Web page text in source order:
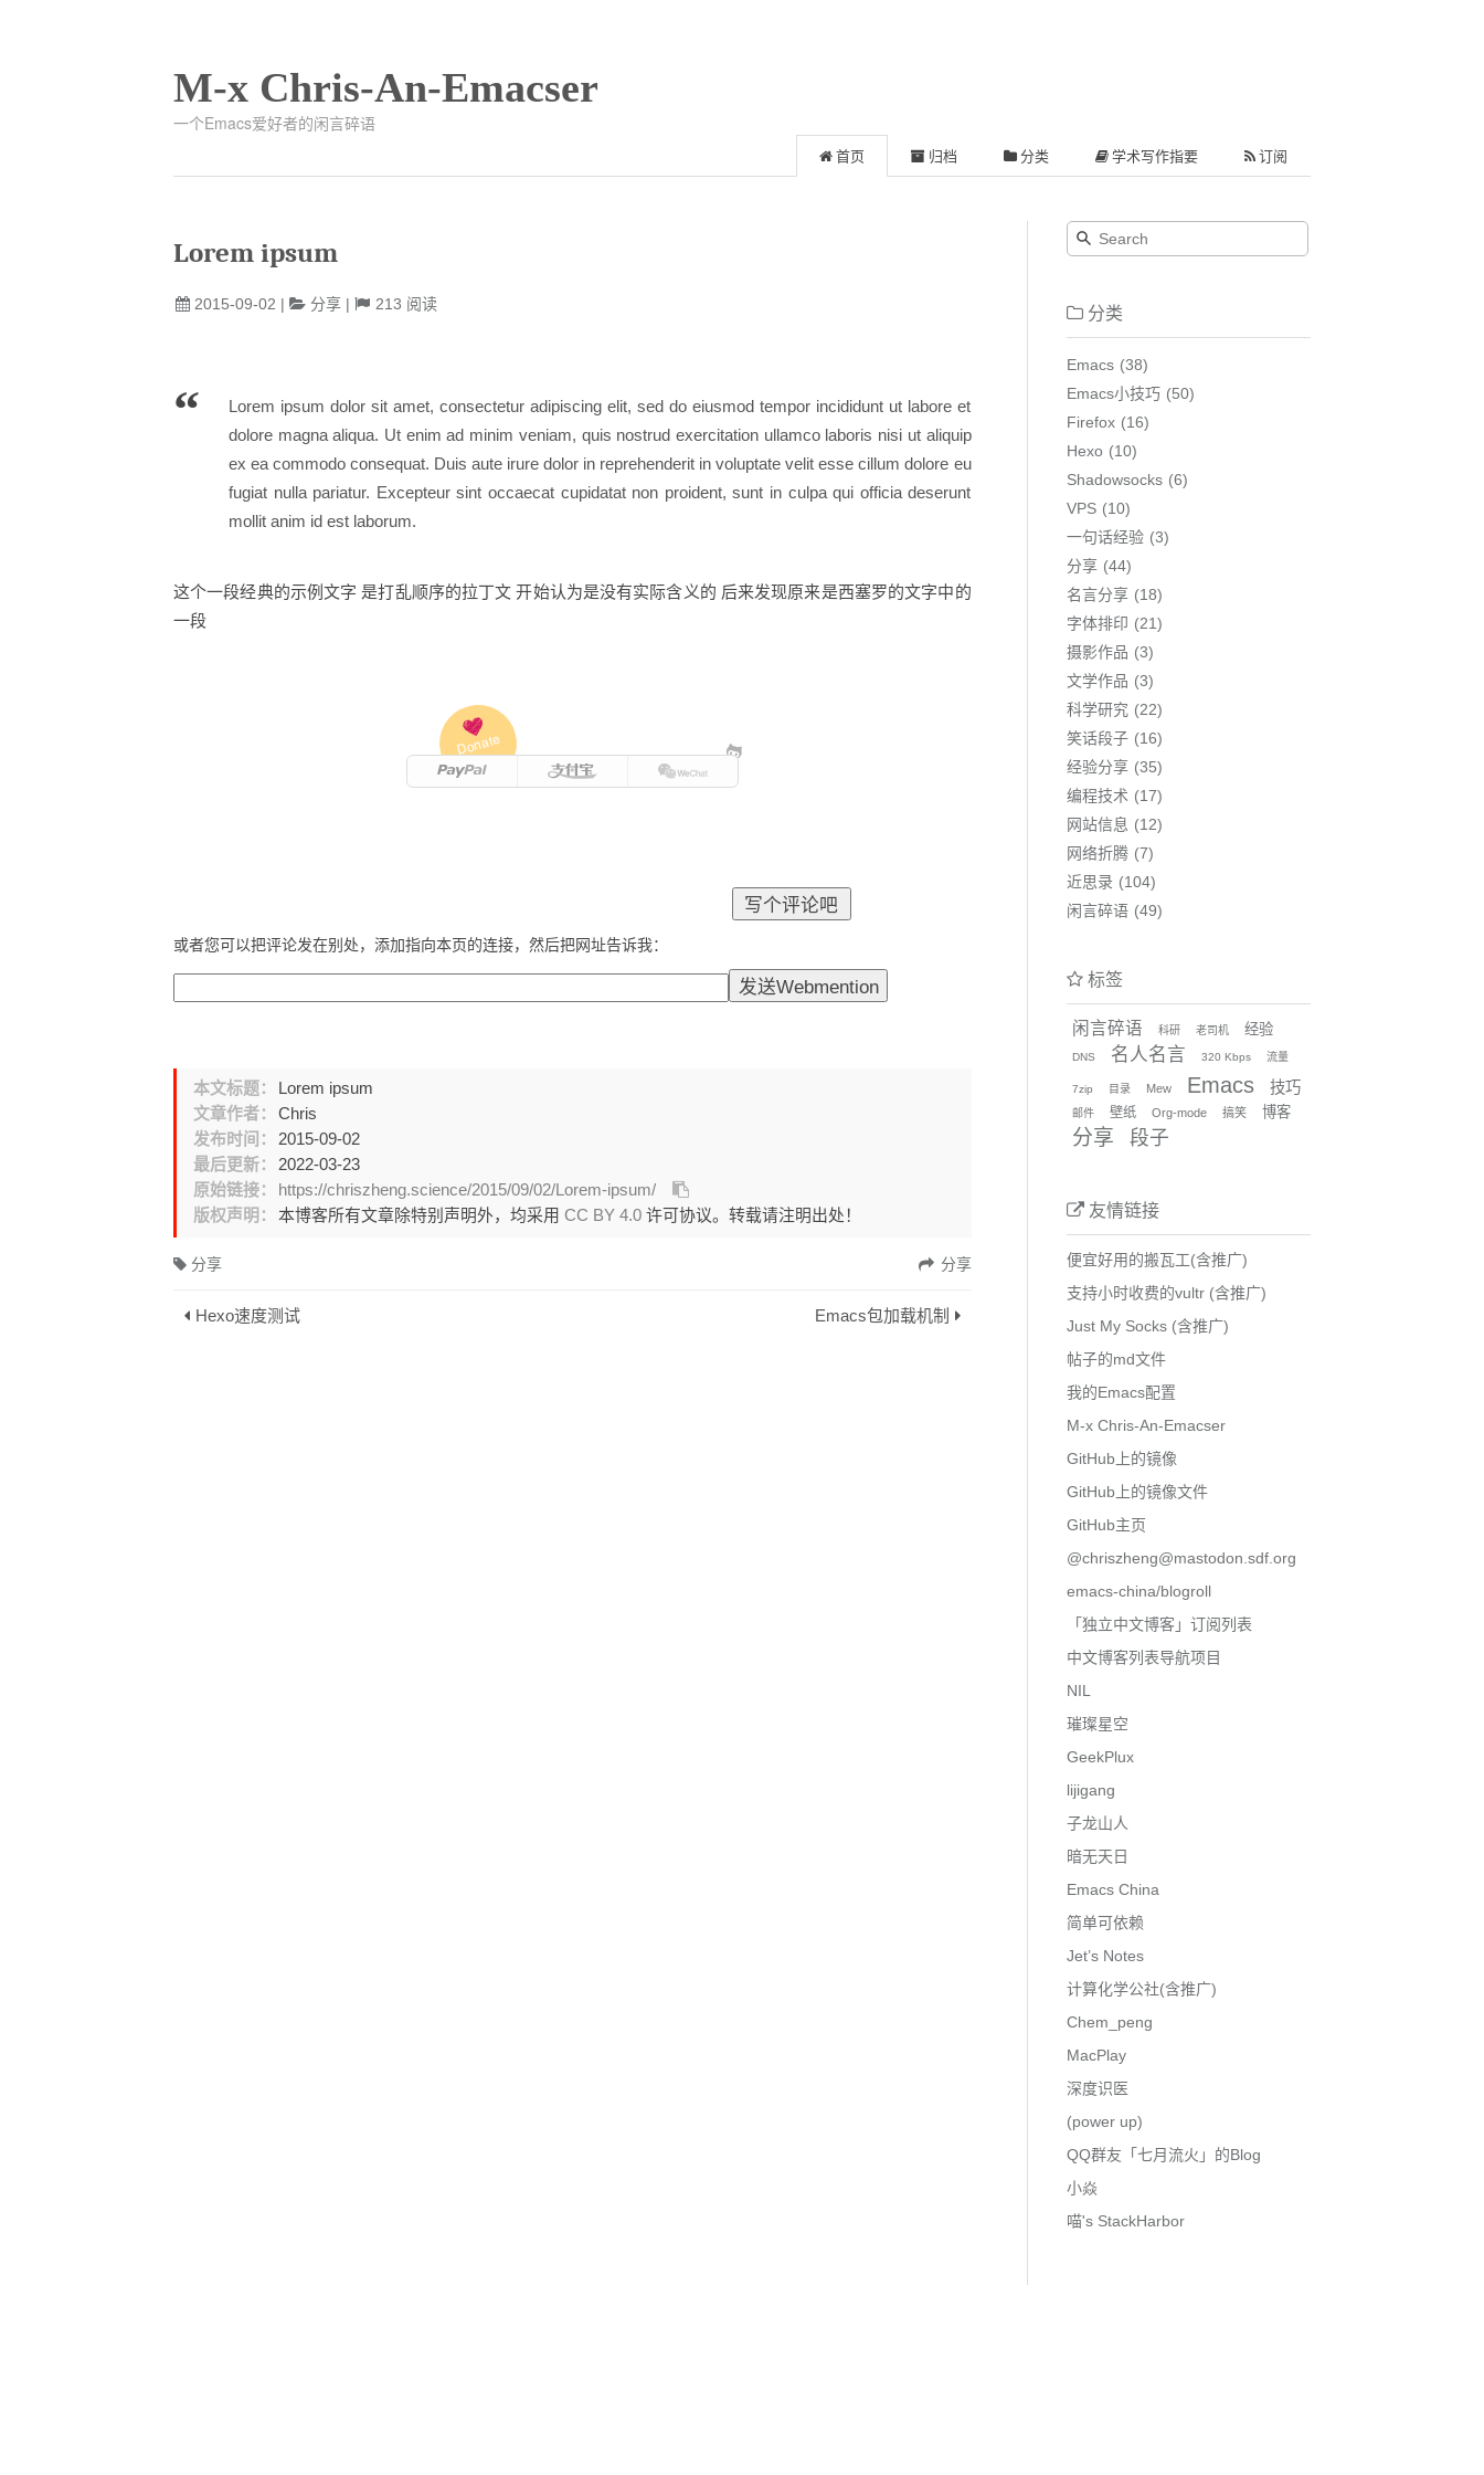
M-x Chris-An-Emacser
一个Emacs爱好者的闲言碎语
首页 归档 分类 学术写作指要 订阅
Lorem ipsum
2015-09-02 | 分享 | 213 阅读
Lorem ipsum dolor sit amet, consectetur adipiscing elit, sed do eiusmod tempor incididunt ut labore et
dolore magna aliqua. Ut enim ad minim veniam, quis nostrud exercitation ullamco laboris nisi ut aliquip
ex ea commodo consequat. Duis aute irure dolor in reprehenderit in voluptate velit esse cillum dolore eu
fugiat nulla pariatur. Excepteur sint occaecat cupidatat non proident, sunt in culpa qui officia deserunt
mollit anim id est laborum.
这个一段经典的示例文字 是打乱顺序的拉丁文 开始认为是没有实际含义的 后来发现原来是西塞罗的文字中的
一段
Donate
或者您可以把评论发在别处，添加指向本页的连接，然后把网址告诉我：
本文标题：
Lorem ipsum
文章作者：
Chris
发布时间：
2015-09-02
最后更新：
2022-03-23
原始链接：
https://chriszheng.science/2015/09/02/Lorem-ipsum/
版权声明：
本博客所有文章除特别声明外，均采用CC BY 4.0 许可协议。转载请注明出处！
分享
分享
Hexo速度测试 Emacs包加载机制
分类
Emacs
38
Emacs小技巧
50
Firefox
16
Hexo
10
Shadowsocks
6
VPS
10
一句话经验
3
分享
44
名言分享
18
字体排印
21
摄影作品
3
文学作品
3
科学研究
22
笑话段子
16
经验分享
35
编程技术
17
网站信息
12
网络折腾
7
近思录
104
闲言碎语
49
标签
闲言碎语 科研 老司机 经验
DNS 名人名言 320 Kbps 流量
7zip 目录 Mew Emacs 技巧
邮件 壁纸 Org-mode 搞笑 博客
分享 段子
友情链接
便宜好用的搬瓦工(含推广)
支持小时收费的vultr (含推广)
Just My Socks (含推广)
帖子的md文件
我的Emacs配置
M-x Chris-An-Emacser
GitHub上的镜像
GitHub上的镜像文件
GitHub主页
@chriszheng@mastodon.sdf.org
emacs-china/blogroll
「独立中文博客」订阅列表
中文博客列表导航项目
NIL
璀璨星空
GeekPlux
lijigang
子龙山人
暗无天日
Emacs China
简单可依赖
Jet’s Notes
计算化学公社(含推广)
Chem_peng
MacPlay
深度识医
(power up)
QQ群友「七月流火」的Blog
小焱
喵's StackHarbor